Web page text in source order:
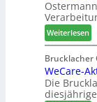
e
i
n
e
r
e
s
c
h
ä
z
e
c
h
n
u
n
Weiterlesen:
L
a
m
e
l
Brucklacher
WeCare-
Die